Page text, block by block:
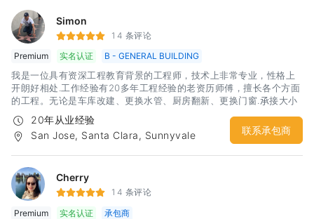
Simon
14 条评论
Premium
实名认证 B - GENERAL BUILDING
我是一位具有资深工程教育背景的工程师，技术上非常专业，性格上
开朗好相处.工作经验有20多年工程经验的老资历师傅，擅长各个方面
的工程。无论是车库改建、更换水管、厨房翻新、更换门窗.𠄘接大小
建筑工程、价格合理、免费估价.
20年从业经验
San Jose, Santa Clara, Sunnyvale
联系承包商
Cherry
14 条评论
Premium
实名认证 承包商